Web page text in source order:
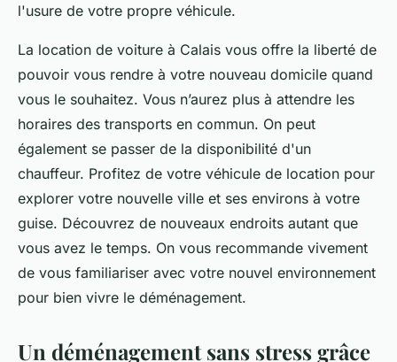
l'usure de votre propre véhicule.
La location de voiture à Calais vous offre la liberté de
pouvoir vous rendre à votre nouveau domicile quand
vous le souhaitez. Vous n’aurez plus à attendre les
horaires des transports en commun. On peut
également se passer de la disponibilité d'un
chauffeur. Profitez de votre véhicule de location pour
explorer votre nouvelle ville et ses environs à votre
guise. Découvrez de nouveaux endroits autant que
vous avez le temps. On vous recommande vivement
de vous familiariser avec votre nouvel environnement
pour bien vivre le déménagement.
Un déménagement sans stress grâce